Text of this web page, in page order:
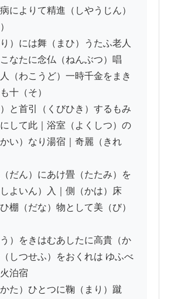
によりて精進（しやうじん）
）には舞（まひ）うたふ老人
こなたに念仏（ねんぶつ）唱
人（わこうど）一時千金をまき
十（そ）
と首引（くびひき）するもみ
して此｜浴室（よくしつ）の
い）なり湯宿｜奇麗（きれ
だん）にあけ畳（たたみ）を
よいん）入｜側（かは）床
棚（だな）物として美（び）
）をきはむあしたに高貴（か
しつせふ）をおくれは ゆふべ
泊宿
た）ひとつに鞠（まり）蹴